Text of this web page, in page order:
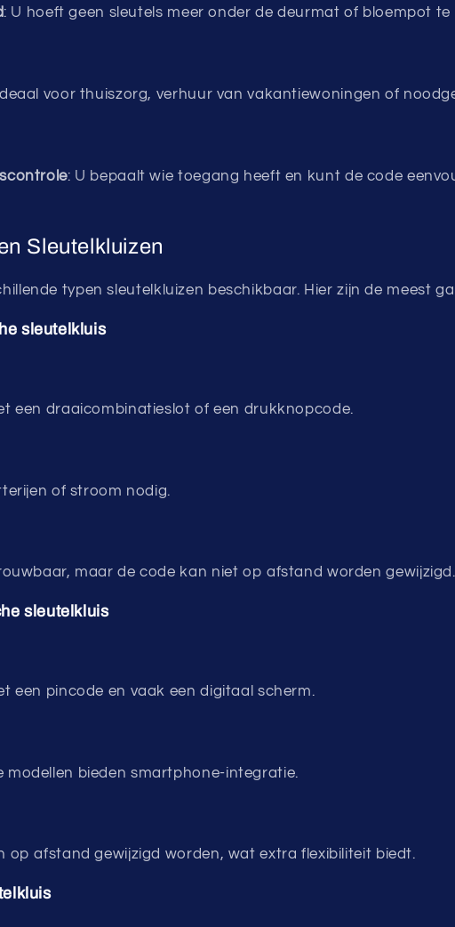
: U hoeft geen sleutels meer onder de deurmat of bloempot te
voor thuiszorg, verhuur van vakantiewoningen of
: U bepaalt wie toegang heeft en kunt de code
Sleutelkluizen
typen sleutelkluizen beschikbaar. Hier zijn de meest
sleutelkluis
een draaicombinatieslot of een drukknopcode.
of stroom nodig.
maar de code kan niet op afstand worden gewijzigd.
sleutelkluis
een pincode en vaak een digitaal scherm.
modellen bieden smartphone-integratie.
op afstand gewijzigd worden, wat extra flexibiliteit biedt.